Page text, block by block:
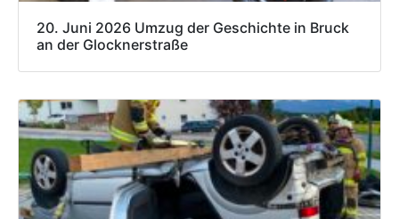
20. Juni 2026 Umzug der Geschichte in Bruck
an der Glocknerstraße